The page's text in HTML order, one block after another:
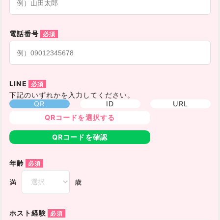
電話番号
LINE
下記のいずれかを入力してください。
QR
ID
URL
QRコードを選択する
QRコードを確認
年齢
満 歳
ホスト経験